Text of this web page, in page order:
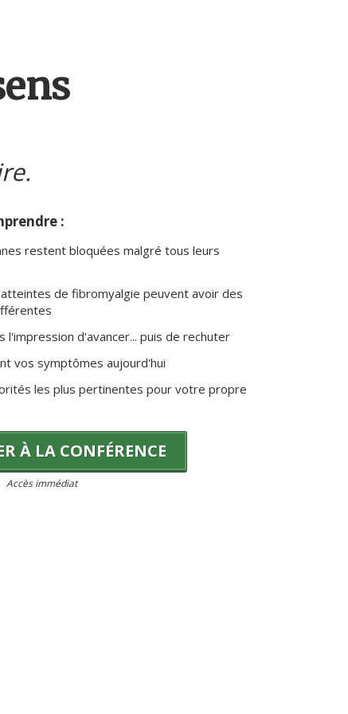
:
restent bloquées malgré tous leurs
de fibromyalgie peuvent avoir des
l'impression d'avancer... puis de rechuter
vos symptômes aujourd'hui
les plus pertinentes pour votre propre
À LA CONFÉRENCE
Accès immédiat